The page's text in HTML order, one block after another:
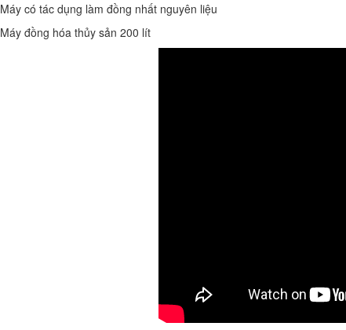
Máy có tác dụng làm đồng nhất nguyên liệu
Máy đồng hóa thủy sản 200 lít